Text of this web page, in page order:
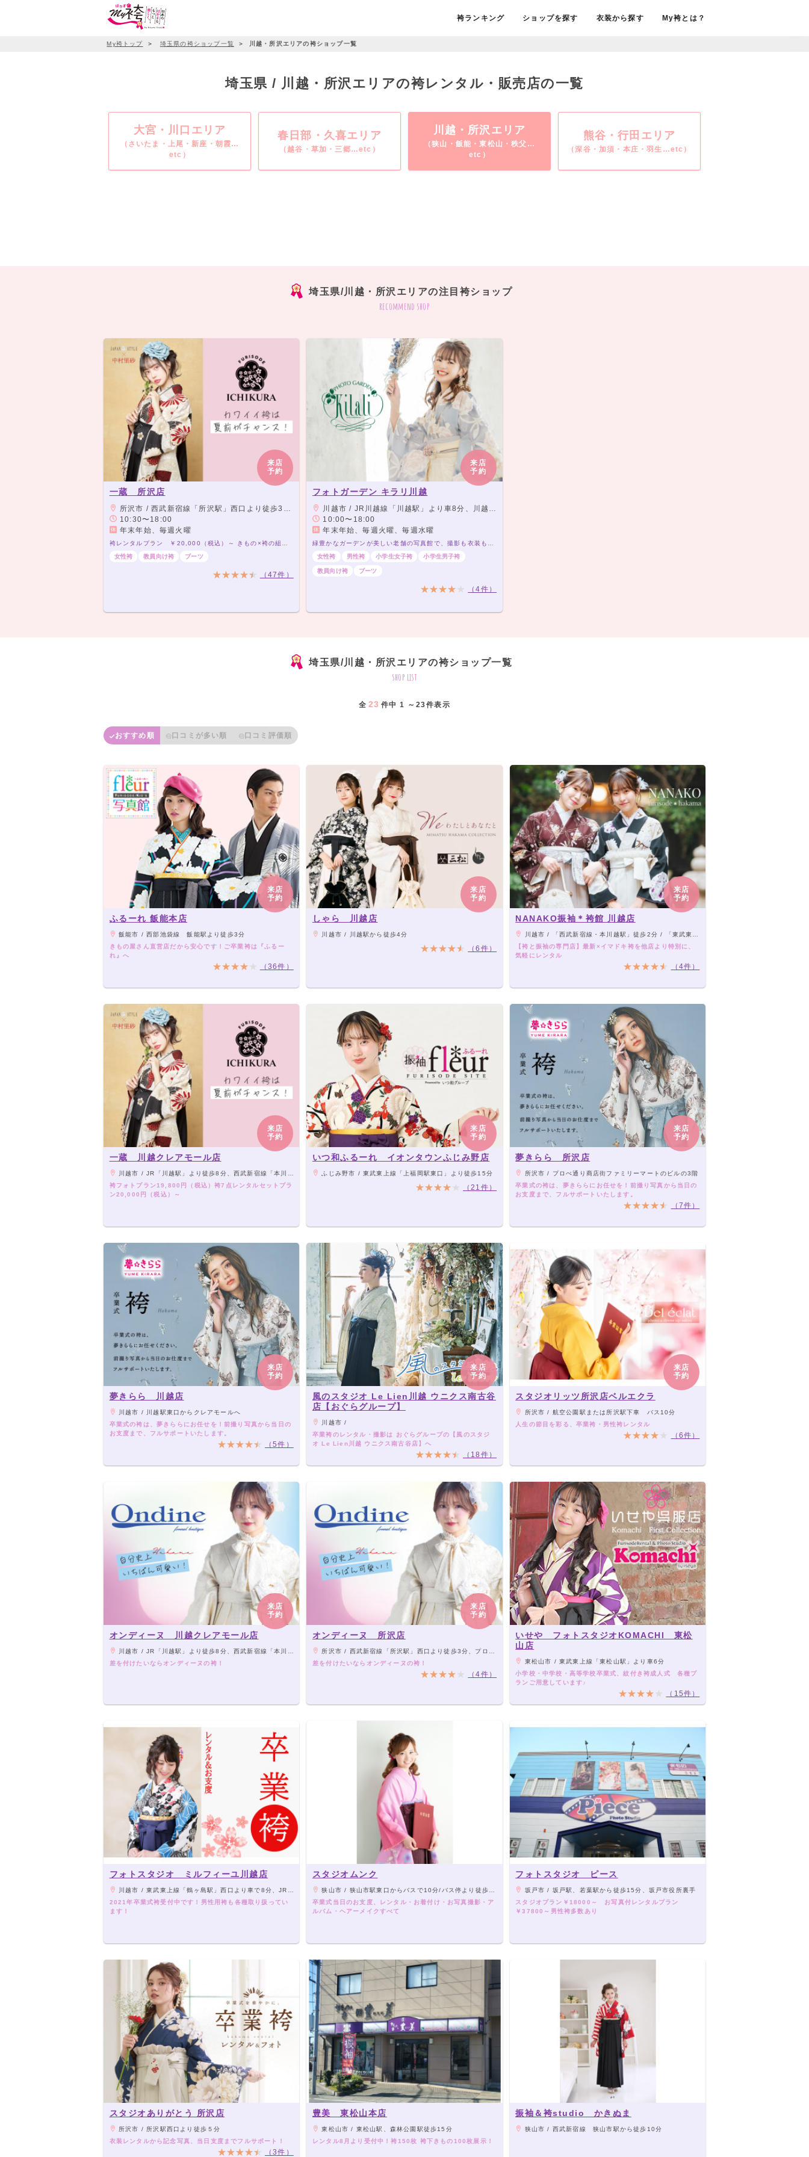
袴ランキング ショップを探す 衣装から探す My袴とは？
My袴トップ ＞ 埼玉県の袴ショップ一覧 ＞ 川越・所沢エリアの袴ショップ一覧
埼玉県 / 川越・所沢エリアの袴レンタル・販売店の一覧
大宮・川口エリア
（さいたま・上尾・新座・朝霞…
etc）
春日部・久喜エリア
（越谷・草加・三郷…etc）
川越・所沢エリア
（狭山・飯能・東松山・秩父…
etc）
熊谷・行田エリア
（深谷・加須・本庄・羽生…etc）
埼玉県/川越・所沢エリアの注目袴ショップ
recommend shop
来店
予約
一蔵 所沢店
所沢市 / 西武新宿線「所沢駅」西口より徒歩3分、プロペ通り沿い
10:30〜18:00
年末年始、毎週火曜
女性袴
教員向け袴 ブーツ
（47件）
来店
予約
フォトガーデン キラリ川越
川越市 / JR川越線「川越駅」より車8分、川越インターより川越市内に向かって広栄町交差点左折し、2つ目交差点左折、右側 ・16号ロヂャースより川越インターに向かって広栄町交差点右折し、2つ目交差点左折右側
10:00〜18:00
年末年始、毎週火曜、毎週水曜
女性袴
男性袴 小学生女子袴 小学生男子袴
教員向け袴 ブーツ
（4件）
埼玉県/川越・所沢エリアの袴ショップ一覧
shop list
全 23 件中 1 ～23件表示
おすすめ順 口コミが多い順 口コミ評価順
来店
予約
ふるーれ 飯能本店
飯能市 / 西部池袋線 飯能駅より徒歩3分
きもの屋さん直営店だから安心です！ご卒業袴は『ふるー
れ』へ
（36件）
来店
予約
しゃら 川越店
川越市 / 川越駅から徒歩4分
（6件）
来店
予約
NANAKO振袖＊袴館 川越店
川越市 / 「西武新宿線・本川越駅」徒歩2分 / 「東武東上線・川越駅」徒歩10分
【袴と振袖の専門店】最新×イマドキ袴を他店より特別に、
気軽にレンタル
（4件）
来店
予約
一蔵 川越クレアモール店
川越市 / JR「川越駅」より徒歩8分、西武新宿線「本川越駅」より徒歩7分（丸広百貨店 川越店 アネックス手前 『おかしのまちおか』さんの2階）
袴フォトプラン19,800円（税込）袴7点レンタルセットプラ
ン20,000円（税込）～
来店
予約
いつ和ふるーれ イオンタウンふじみ野店
ふじみ野市 / 東武東上線「上福岡駅東口」より徒歩15分
（21件）
来店
予約
夢きらら 所沢店
所沢市 / プロぺ通り商店街ファミリーマートのビルの3階
卒業式の袴は、夢きららにお任せを！前撮り写真から当日の
お支度まで、フルサポートいたします。
（7件）
来店
予約
夢きらら 川越店
川越市 / 川越駅東口からクレアモールへ
卒業式の袴は、夢きららにお任せを！前撮り写真から当日の
お支度まで、フルサポートいたします。
（5件）
来店
予約
風のスタジオ Le Lien川越 ウニクス南古谷
店【おぐらグループ】
川越市 /
卒業袴のレンタル・撮影は おぐらグループの【風のスタジ
オ Le Lien川越 ウニクス南古谷店】へ
（18件）
来店
予約
スタジオリッツ所沢店ベルエクラ
所沢市 / 航空公園駅または所沢駅下車 バス10分
人生の節目を彩る、卒業袴・男性袴レンタル
（6件）
来店
予約
オンディーヌ 川越クレアモール店
川越市 / JR「川越駅」より徒歩8分、西武新宿線「本川越駅」より徒歩7分（丸広百貨店 川越店 アネックス手前 『おかしのまちおか』さんの2階）
差を付けたいならオンディーヌの袴！
来店
予約
オンディーヌ 所沢店
所沢市 / 西武新宿線「所沢駅」西口より徒歩3分、プロペ通り沿い
差を付けたいならオンディーヌの袴！
（4件）
いせや フォトスタジオKOMACHI 東松
山店
東松山市 / 東武東上線「東松山駅」より車6分
小学校・中学校・高等学校卒業式、紋付き袴成人式 各種プ
ランご用意しています♪
（15件）
フォトスタジオ ミルフィーユ川越店
川越市 / 東武東上線「鶴ヶ島駅」西口より車で8分、JR川越線「笠幡駅」より車で6分
2021年卒業式袴受付中です！男性用袴も各種取り扱ってい
ます！
スタジオムンク
狭山市 / 狭山市駅東口からバスで10分/バス停より徒歩3分
卒業式当日のお支度、レンタル・お着付け・お写真撮影・ア
ルバム・ヘアーメイクすべて
フォトスタジオ ピース
坂戸市 / 坂戸駅、若葉駅から徒歩15分、坂戸市役所裏手
スタジオプラン￥18000～ お写真付レンタルプラン
￥37800～男性袴多数あり
スタジオありがとう 所沢店
所沢市 / 所沢駅西口より徒歩５分
衣装レンタルから記念写真、当日支度までフルサポート！
（3件）
豊美 東松山本店
東松山市 / 東松山駅、森林公園駅徒歩15分
レンタル8月より受付中！袴150枚 袴下きもの100枚展示！
振袖＆袴studio かきぬま
狭山市 / 西武新宿線 狭山市駅から徒歩10分